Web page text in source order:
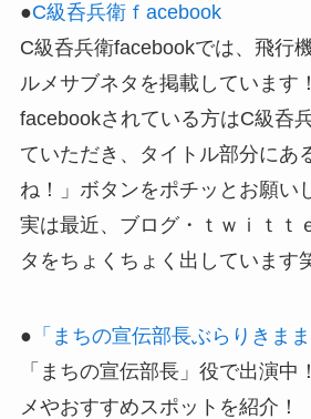
●C級呑兵衛ｆacebook
C級呑兵衛facebookでは、飛行
ルメサブネタを掲載しています！
facebookされている方はC級呑
ていただき、タイトル部分にあ
ね！」ボタンをポチッとお願い
実は最近、ブログ・ｔｗｉｔｔ
タをちょくちょく出しています
● 「まちの宣伝部長ぶらりきまま
「まちの宣伝部長」役で出演中
メやおすすめスポットを紹介！